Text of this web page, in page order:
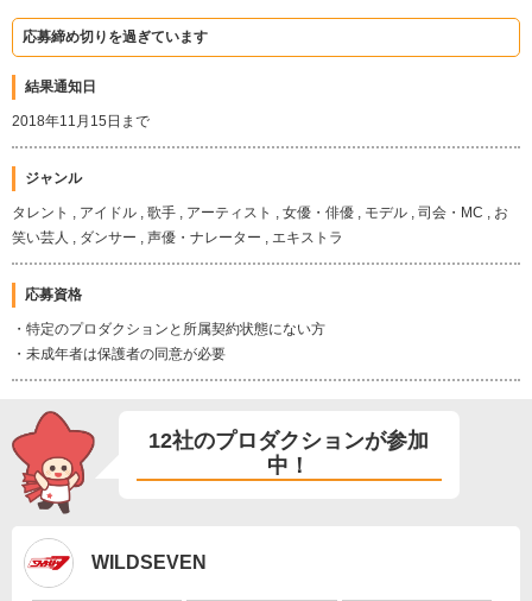
応募締め切りを過ぎています
結果通知日
2018年11月15日まで
ジャンル
タレント , アイドル , 歌手 , アーティスト , 女優・俳優 , モデル , 司会・MC , お
笑い芸人 , ダンサー , 声優・ナレーター , エキストラ
応募資格
・特定のプロダクションと所属契約状態にない方
・未成年者は保護者の同意が必要
12社のプロダクションが参加
中！
WILDSEVEN